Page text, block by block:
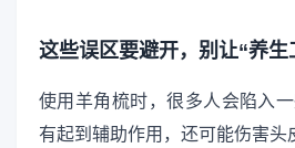
这些误区要避开，别让“养生
使用羊角梳时，很多人会陷入
有起到辅助作用，还可能伤害头